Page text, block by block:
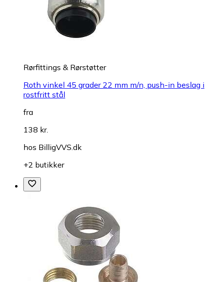
Rørfittings & Rørstøtter
Roth vinkel 45 grader 22 mm m/n, push-in beslag i
rostfritt stål
fra
138 kr.
hos BilligVVS.dk
+2 butikker